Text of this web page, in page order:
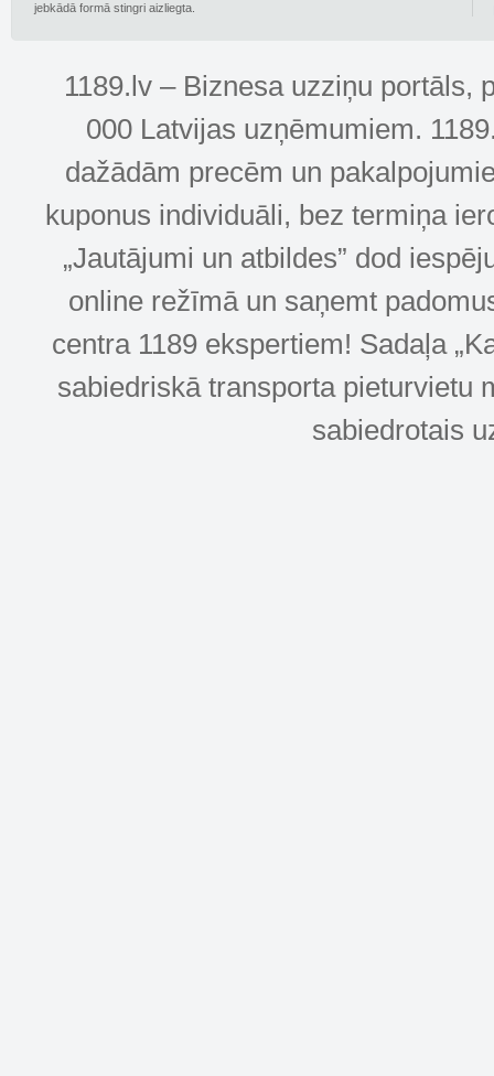
jebkādā formā stingri aizliegta.
1189.lv – Biznesa uzziņu portāls,
000 Latvijas uzņēmumiem.
dažādām precēm un
kuponus individuāli, bez termiņa
„Jautājumi un atbildes” dod
online režīmā un saņemt
centra 1189 ekspertiem! Sadaļa
sabiedriskā transporta pieturvietu
sabiedrotais